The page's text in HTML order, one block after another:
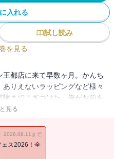
入れる
試し読み
を見る
都店に来て早数ヶ月。かんち
りえないラッピングなど様々
までこぎつけた。俺がお前を
見る
2026.08.11まで
ェス2026！全